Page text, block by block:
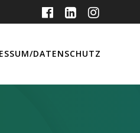
DATENSCHUTZ